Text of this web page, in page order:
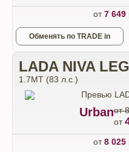
от7 649
Обменять по TRADE in
LADA NIVA
1.7МТ (83 л.с.)
Urbanот
от
от8 025